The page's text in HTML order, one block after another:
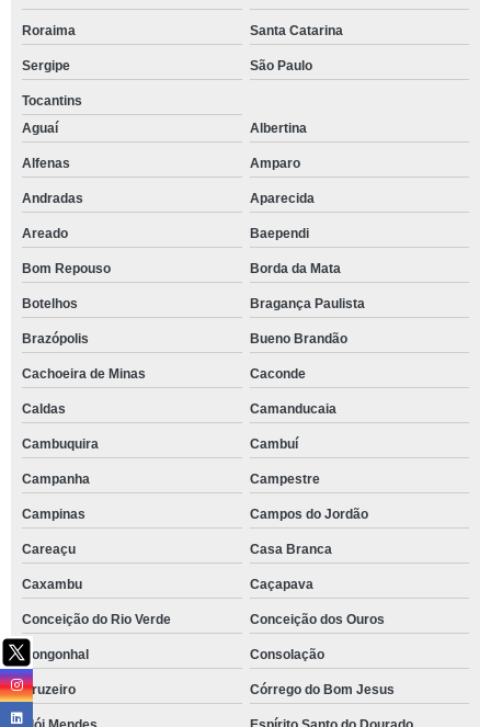
Roraima Santa Catarina
Sergipe São Paulo
Tocantins
Aguaí
Albertina
Alfenas Amparo
Andradas Aparecida
Areado Baependi
Bom Repouso Borda da Mata
Botelhos Bragança Paulista
Brazópolis Bueno Brandão
Cachoeira de Minas Caconde
Caldas Camanducaia
Cambuquira Cambuí
Campanha Campestre
Campinas Campos do Jordão
Careaçu Casa Branca
Caxambu Caçapava
Conceição do Rio Verde Conceição dos Ouros
Congonhal Consolação
Cruzeiro Córrego do Bom Jesus